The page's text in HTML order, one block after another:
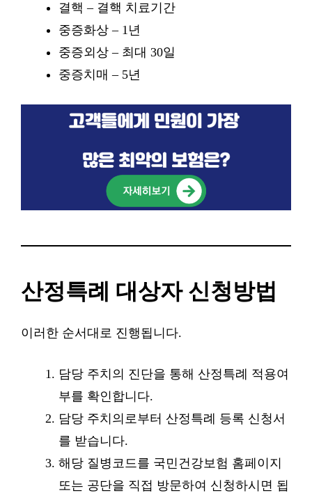
결핵 – 결핵 치료기간
중증화상 – 1년
중증외상 – 최대 30일
중증치매 – 5년
산정특례 대상자 신청방법
이러한 순서대로 진행됩니다.
담당 주치의 진단을 통해 산정특례 적용여
부를 확인합니다.
담당 주치의로부터 산정특례 등록 신청서
를 받습니다.
해당 질병코드를 국민건강보험 홈페이지
또는 공단을 직접 방문하여 신청하시면 됩